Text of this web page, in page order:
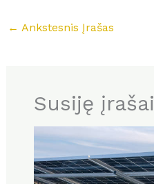
← Ankstesnis Įrašas
Susiję įrašai